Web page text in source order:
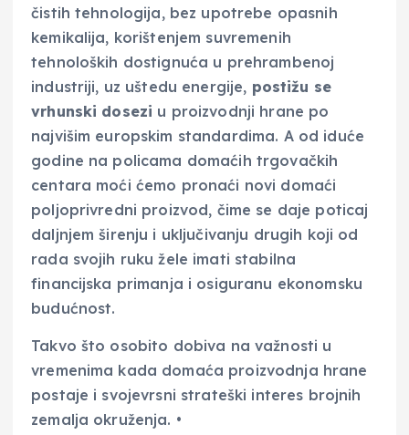
čistih tehnologija, bez upotrebe opasnih
kemikalija, korištenjem suvremenih
tehnoloških dostignuća u prehrambenoj
industriji, uz uštedu energije, postižu se
vrhunski dosezi u proizvodnji hrane po
najvišim europskim standardima. A od iduće
godine na policama domaćih trgovačkih
centara moći ćemo pronaći novi domaći
poljoprivredni proizvod, čime se daje poticaj
daljnjem širenju i uključivanju drugih koji od
rada svojih ruku žele imati stabilna
financijska primanja i osiguranu ekonomsku
budućnost.
Takvo što osobito dobiva na važnosti u
vremenima kada domaća proizvodnja hrane
postaje i svojevrsni strateški interes brojnih
zemalja okruženja. •